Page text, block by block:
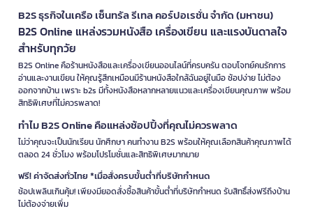
B2S ธุรกิจในเครือ เซ็นทรัล รีเทล คอร์ปอเรชั่น จำกัด (มหาชน)
B2S Online แหล่งรวมหนังสือ เครื่องเขียน และแรงบันดาลใจ
สำหรับทุกวัย
B2S Online คือร้านหนังสือและเครื่องเขียนออนไลน์ที่ครบครัน ตอบโจทย์คนรักการ
อ่านและงานเขียน ให้คุณรู้สึกเหมือนมีร้านหนังสือใกล้ฉันอยู่ในมือ ช้อปง่าย ไม่ต้อง
ออกจากบ้าน เพราะ b2s มีทั้งหนังสือหลากหลายแนวและเครื่องเขียนคุณภาพ พร้อม
สิทธิพิเศษที่ไม่ควรพลาด!
ทำไม B2S Online คือแหล่งช้อปปิ้งที่คุณไม่ควรพลาด
ไม่ว่าคุณจะเป็นนักเรียน นักศึกษา คนทำงาน B2S พร้อมให้คุณเลือกสินค้าคุณภาพได้
ตลอด 24 ชั่วโมง พร้อมโปรโมชั่นและสิทธิพิเศษมากมาย
ฟรี! ค่าจัดส่งทั่วไทย *เมื่อสั่งครบขั้นต่ำที่บริษัทกำหนด
ช้อปเพลินเกินคุ้ม! เพียงมียอดสั่งซื้อสินค้าขั้นต่ำที่บริษัทกำหนด รับสิทธิ์ส่งฟรีถึงบ้าน
ไม่ต้องจ่ายเพิ่ม